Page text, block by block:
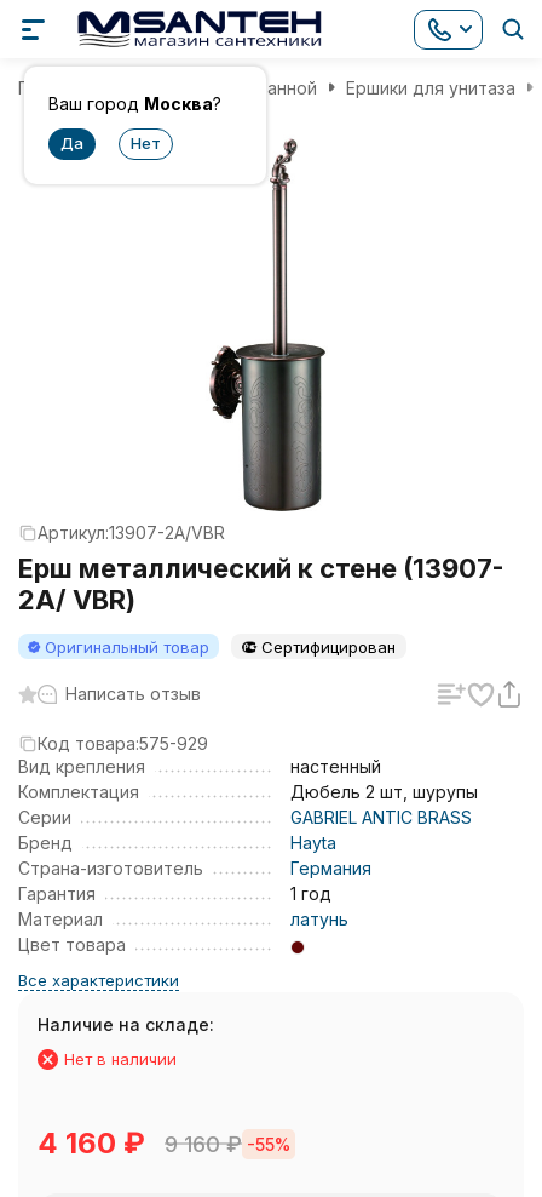
Ваш город Москва?
Главная Аксессуары для ванной Ершики для унитаза
Артикул:13907-2A/VBR
Ерш металлический к стене (13907-
2A/ VBR)
Оригинальный товар Сертифицирован
Написать отзыв
Код товара:575-929
Вид крепления
настенный
Комплектация
Дюбель 2 шт, шурупы
Серии
GABRIEL ANTIC BRASS
Бренд
Hayta
Страна-изготовитель
Германия
Гарантия
1 год
Материал
латунь
Цвет товара
Все характеристики
Наличие на складе:
Нет в наличии
4 160 ₽ 9 160₽ -55%